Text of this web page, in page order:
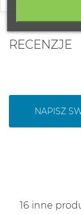
RECENZJE
NAPISZ
16 inne